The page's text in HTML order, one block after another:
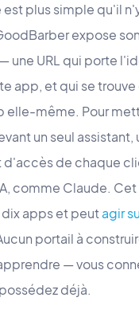
plus simple qu'il
expose
une URL qui porte
app, et qui se
elle-même. Pour
un seul assistant,
de chaque
comme Claude.
apps et peutagir
portail à
— vous
déjà.